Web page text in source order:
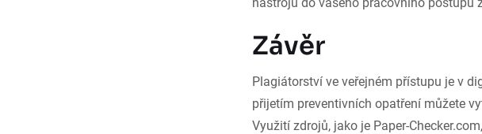
Závěr
Plagiátorství ve veřejném přístupu je v
přijetím preventivních opatření můžete
Využití zdrojů, jako je Paper-